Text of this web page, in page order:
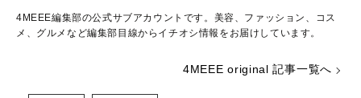
4MEEE編集部の公式サブアカウントです。美容、ファッション、コス
メ、グルメなど編集部目線からイチオシ情報をお届けしています。
4MEEE original 記事一覧へ